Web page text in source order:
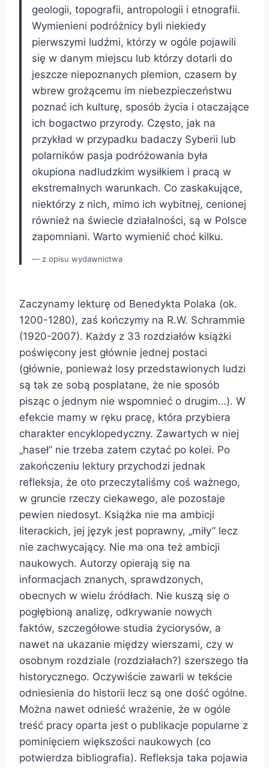
geologii, topografii, antropologii i etnografii.
Wymienieni podróżnicy byli niekiedy
pierwszymi ludźmi, którzy w ogóle pojawili
się w danym miejscu lub którzy dotarli do
jeszcze niepoznanych plemion, czasem by
wbrew grożącemu im niebezpieczeństwu
poznać ich kulturę, sposób życia i otaczające
ich bogactwo przyrody. Często, jak na
przykład w przypadku badaczy Syberii lub
polarników pasja podróżowania była
okupiona nadludzkim wysiłkiem i pracą w
ekstremalnych warunkach. Co zaskakujące,
niektórzy z nich, mimo ich wybitnej, cenionej
również na świecie działalności, są w Polsce
zapomniani. Warto wymienić choć kilku.
z opisu wydawnictwa
Zaczynamy lekturę od Benedykta Polaka (ok.
1200-1280), zaś kończymy na R.W. Schrammie
(1920-2007). Każdy z 33 rozdziałów książki
poświęcony jest głównie jednej postaci
(głównie, ponieważ losy przedstawionych ludzi
są tak ze sobą posplatane, że nie sposób
pisząc o jednym nie wspomnieć o drugim…). W
efekcie mamy w ręku pracę, która przybiera
charakter encyklopedyczny. Zawartych w niej
„haseł” nie trzeba zatem czytać po kolei. Po
zakończeniu lektury przychodzi jednak
refleksja, że oto przeczytaliśmy coś ważnego,
w gruncie rzeczy ciekawego, ale pozostaje
pewien niedosyt. Książka nie ma ambicji
literackich, jej język jest poprawny, „miły” lecz
nie zachwycający. Nie ma ona też ambicji
naukowych. Autorzy opierają się na
informacjach znanych, sprawdzonych,
obecnych w wielu źródłach. Nie kuszą się o
pogłębioną analizę, odkrywanie nowych
faktów, szczegółowe studia życiorysów, a
nawet na ukazanie między wierszami, czy w
osobnym rozdziale (rozdziałach?) szerszego tła
historycznego. Oczywiście zawarli w tekście
odniesienia do historii lecz są one dość ogólne.
Można nawet odnieść wrażenie, że w ogóle
treść pracy oparta jest o publikacje popularne z
pominięciem większości naukowych (co
potwierdza bibliografia). Refleksja taka pojawia